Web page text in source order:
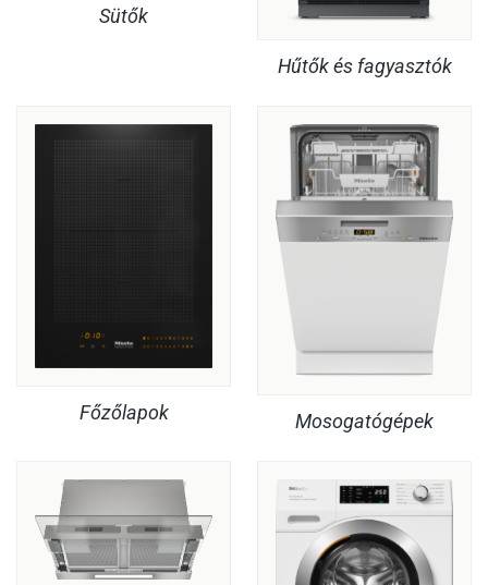
Sütők
Hűtők és fagyasztók
Főzőlapok Mosogatógépek